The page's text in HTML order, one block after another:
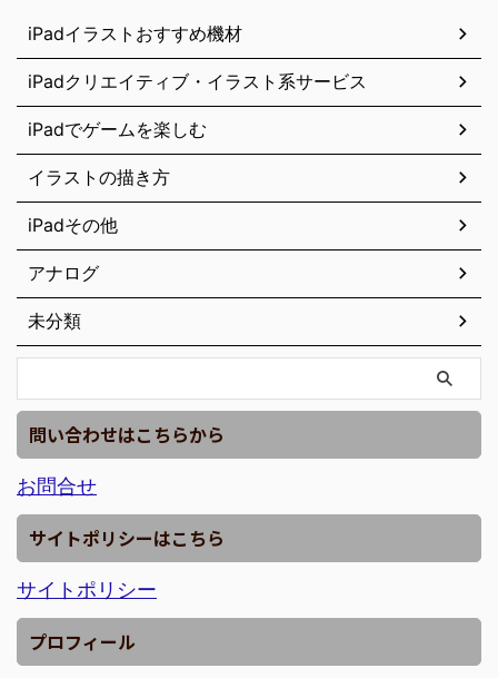
iPadイラストおすすめ機材
iPadクリエイティブ・イラスト系サービス
iPadでゲームを楽しむ
イラストの描き方
iPadその他
アナログ
未分類
問い合わせはこちらから
お問合せ
サイトポリシーはこちら
サイトポリシー
プロフィール